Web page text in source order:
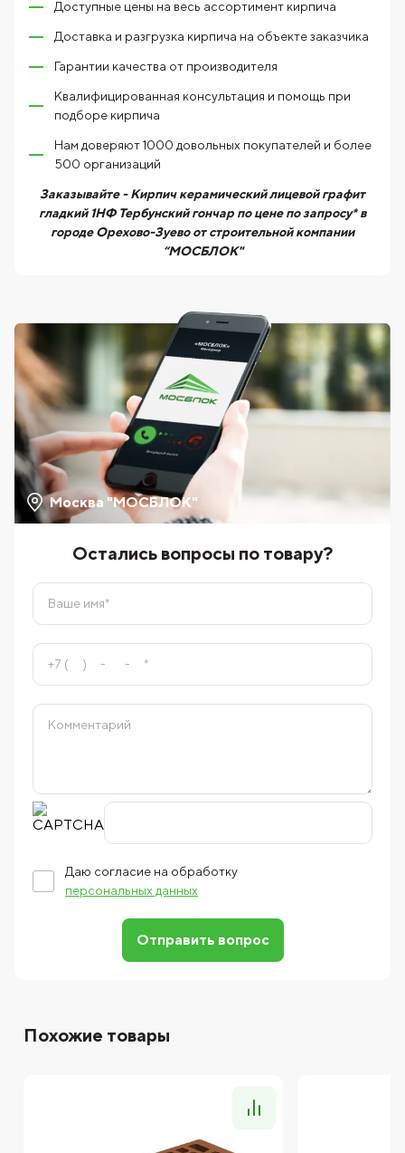
Доступные цены на весь ассортимент кирпича
Доставка и разгрузка кирпича на объекте заказчика
Гарантии качества от производителя
Квалифицированная консультация и помощь при
подборе кирпича
Нам доверяют 1000 довольных покупателей и более
500 организаций
Заказывайте - Кирпич керамический лицевой графит
гладкий 1НФ Тербунский гончар по цене по запросу* в
городе Орехово-Зуево от строительной компании
“МОСБЛОК"
Москва "МОСБЛОК"
Остались вопросы по товару?
Даю согласие на обработку
персональных данных
Отправить вопрос
Похожие товары